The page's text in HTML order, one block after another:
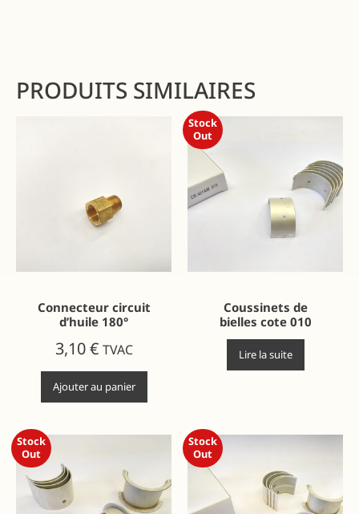
PRODUITS SIMILAIRES
Connecteur circuit
d’huile 180°
3,10€ TVAC
Ajouter au panier
Stock
Out
Coussinets de
bielles cote 010
Lire la suite
Stock
Out
Stock
Out